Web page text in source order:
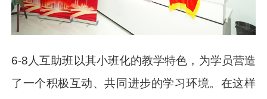
6-8人互助班以其小班化的教学特色，为学员营造
了一个积极互动、共同进步的学习环境。在这样